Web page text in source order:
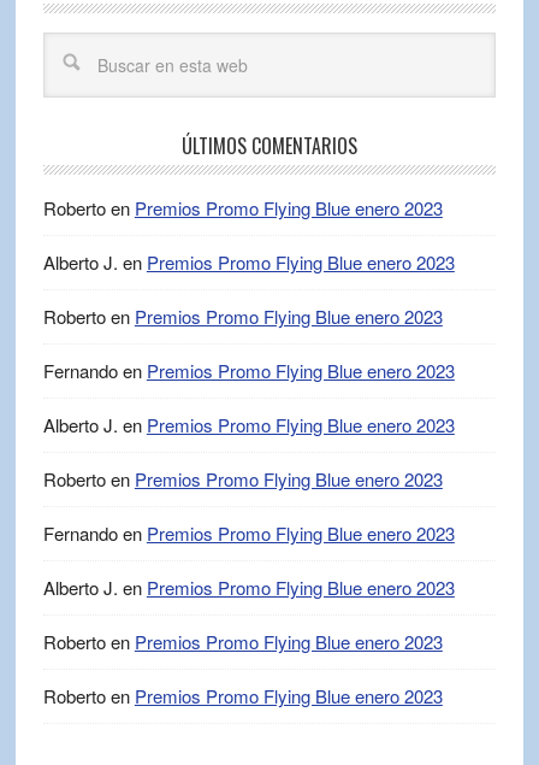
ÚLTIMOS COMENTARIOS
Robertoen Premios Promo Flying Blue enero 2023
Alberto J. en Premios Promo Flying Blue enero 2023
Robertoen Premios Promo Flying Blue enero 2023
Fernandoen Premios Promo Flying Blue enero 2023
Alberto J. en Premios Promo Flying Blue enero 2023
Robertoen Premios Promo Flying Blue enero 2023
Fernandoen Premios Promo Flying Blue enero 2023
Alberto J. en Premios Promo Flying Blue enero 2023
Robertoen Premios Promo Flying Blue enero 2023
Robertoen Premios Promo Flying Blue enero 2023